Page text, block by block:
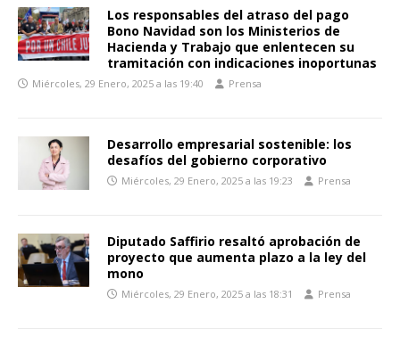
Los responsables del atraso del pago
Bono Navidad son los Ministerios de
Hacienda y Trabajo que enlentecen su
tramitación con indicaciones inoportunas
Miércoles, 29 Enero, 2025 a las 19:40 Prensa
Desarrollo empresarial sostenible: los
desafíos del gobierno corporativo
Miércoles, 29 Enero, 2025 a las 19:23 Prensa
Diputado Saffirio resaltó aprobación de
proyecto que aumenta plazo a la ley del
mono
Miércoles, 29 Enero, 2025 a las 18:31 Prensa